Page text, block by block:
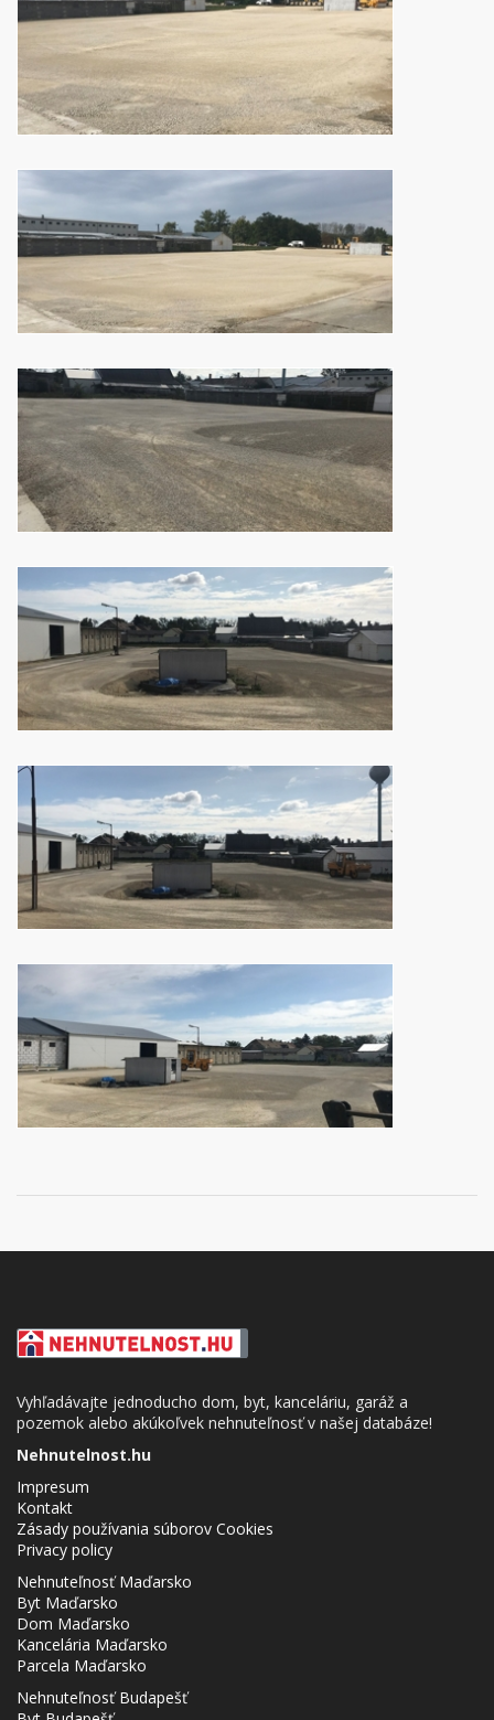
Vyhľadávajte jednoducho dom, byt, kanceláriu, garáž a
pozemok alebo akúkoľvek nehnuteľnosť v našej databáze!
Nehnutelnost.hu
Impresum
Kontakt
Zásady používania súborov Cookies
Privacy policy
Nehnuteľnosť Maďarsko
Byt Maďarsko
Dom Maďarsko
Kancelária Maďarsko
Parcela Maďarsko
Nehnuteľnosť Budapešť